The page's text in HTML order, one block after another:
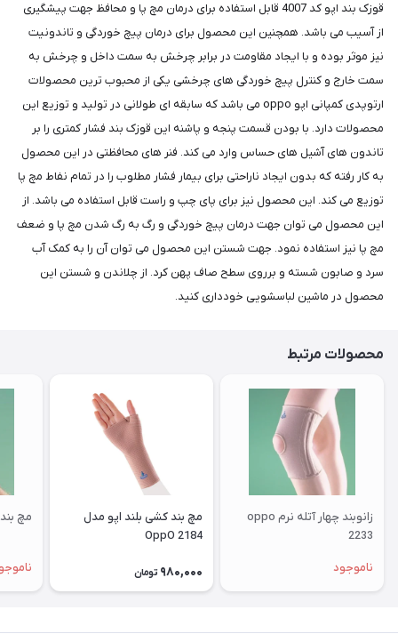
قوزک بند اپو کد 4007 قابل استفاده برای درمان مچ پا و محافظ جهت پیشگیری
از آسیب می باشد. همچنین این محصول برای درمان پیچ خوردگی و تاندونیت
نیز موثر بوده و با ایجاد مقاومت در برابر چرخش به سمت داخل و چرخش به
سمت خارج و کنترل پیچ خوردگی های چرخشی یکی از محبوب ترین محصولات
ارتوپدی کمپانی اپو oppo می باشد که سابقه ای طولانی در تولید و توزیع این
محصولات دارد. با بودن قسمت پنجه و پاشنه این قوزک بند فشار کمتری را بر
تاندون های آشیل های حساس وارد می کند. فنر های محافظتی در این محصول
به کار رفته که بدون ایجاد ناراحتی برای بیمار فشار مطلوب را در تمام نفاط مچ پا
توزیع می کند. این محصول نیز برای پای چپ و راست قابل استفاده می باشد. از
این محصول می توان جهت درمان پیچ خوردگی و رگ به رگ شدن مچ پا و ضعف
مچ پا نیز استفاده نمود. جهت شستن این محصول می توان آن را به کمک آب
سرد و صابون شسته و برروی سطح صاف پهن کرد. از چلاندن و شستن این
محصول در ماشین لباسشویی خودداری کنید.
محصولات مرتبط
زانوبند چهار آتله نرم oppo
2233
ناموجود
مچ بند کشی بلند اپو مدل
OppO 2184
980,000 تومان
مچ بند